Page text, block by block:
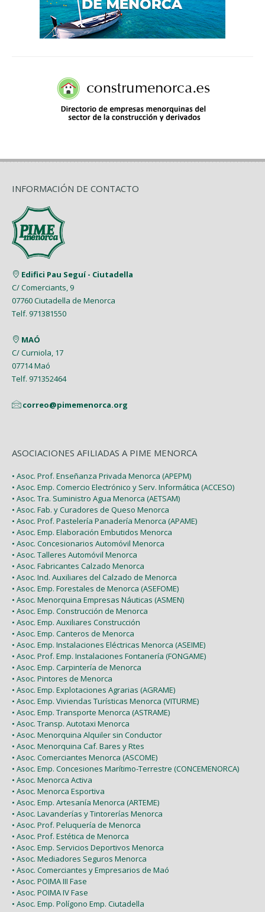
INFORMACIÓN DE CONTACTO
Edifici Pau Seguí - Ciutadella
C/ Comerciants, 9
07760 Ciutadella de Menorca
Telf. 971381550
MAÓ
C/ Curniola, 17
07714 Maó
Telf. 971352464
correo@pimemenorca.org
ASOCIACIONES AFILIADAS A PIME MENORCA
• Asoc. Prof. Enseñanza Privada Menorca (APEPM)
• Asoc. Emp. Comercio Electrónico y Serv. Informática (ACCESO)
• Asoc. Tra. Suministro Agua Menorca (AETSAM)
• Asoc. Fab. y Curadores de Queso Menorca
• Asoc. Prof. Pastelería Panadería Menorca (APAME)
• Asoc. Emp. Elaboración Embutidos Menorca
• Asoc. Concesionarios Automóvil Menorca
• Asoc. Talleres Automóvil Menorca
• Asoc. Fabricantes Calzado Menorca
• Asoc. Ind. Auxiliares del Calzado de Menorca
• Asoc. Emp. Forestales de Menorca (ASEFOME)
• Asoc. Menorquina Empresas Náuticas (ASMEN)
• Asoc. Emp. Construcción de Menorca
• Asoc. Emp. Auxiliares Construcción
• Asoc. Emp. Canteros de Menorca
• Asoc. Emp. Instalaciones Eléctricas Menorca (ASEIME)
• Asoc. Prof. Emp. Instalaciones Fontanería (FONGAME)
• Asoc. Emp. Carpintería de Menorca
• Asoc. Pintores de Menorca
• Asoc. Emp. Explotaciones Agrarias (AGRAME)
• Asoc. Emp. Viviendas Turísticas Menorca (VITURME)
• Asoc. Emp. Transporte Menorca (ASTRAME)
• Asoc. Transp. Autotaxi Menorca
• Asoc. Menorquina Alquiler sin Conductor
• Asoc. Menorquina Caf. Bares y Rtes
• Asoc. Comerciantes Menorca (ASCOME)
• Asoc. Emp. Concesiones Marítimo-Terrestre (CONCEMENORCA)
• Asoc. Menorca Activa
• Asoc. Menorca Esportiva
• Asoc. Emp. Artesanía Menorca (ARTEME)
• Asoc. Lavanderías y Tintorerías Menorca
• Asoc. Prof. Peluquería de Menorca
• Asoc. Prof. Estética de Menorca
• Asoc. Emp. Servicios Deportivos Menorca
• Asoc. Mediadores Seguros Menorca
• Asoc. Comerciantes y Empresarios de Maó
• Asoc. POIMA III Fase
• Asoc. POIMA IV Fase
• Asoc. Emp. Polígono Emp. Ciutadella